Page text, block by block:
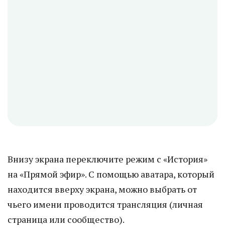
Внизу экрана переключите режим с «История»
на «Прямой эфир». С помощью аватара, который
находится вверху экрана, можно выбрать от
чьего имени проводится трансляция (личная
страница или сообщество).